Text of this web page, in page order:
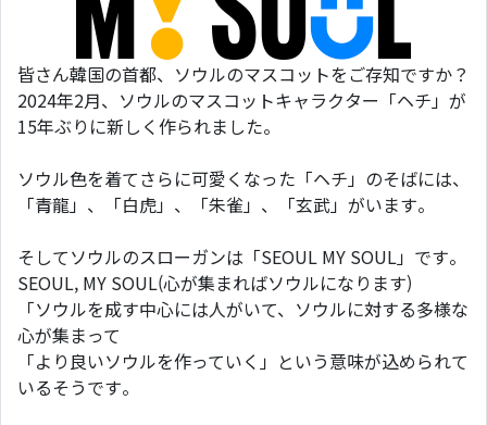
皆さん韓国の首都、ソウルのマスコットをご存知ですか？
2024年2月、ソウルのマスコットキャラクター「ヘチ」が
15年ぶりに新しく作られました。
ソウル色を着てさらに可愛くなった「ヘチ」のそばには、
「青龍」、「白虎」、「朱雀」、「玄武」がいます。
そしてソウルのスローガンは「SEOUL MY SOUL」です。
SEOUL, MY SOUL(心が集まればソウルになります)
「ソウルを成す中心には人がいて、ソウルに対する多様な
心が集まって
「より良いソウルを作っていく」という意味が込められて
いるそうです。